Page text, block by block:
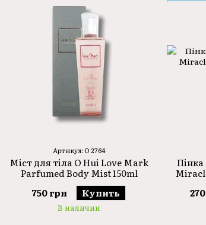
Інноваційні технології:
використання
Комплексний підхід:
забезпечують її здоров'я та красу.
Якість і безпека:всі продукти проходять
найвищий стандарт.
- подарувати шкірі гармонію
Проривні формули OHUI, засновані на
технології та ексклюзивно розроблені
вашого віку та проблем.
Артикул: O 2764
Міст для тіла O Hui Love Mark
Parfumed Body Mist 150ml
750 грн
Купить
В наличии